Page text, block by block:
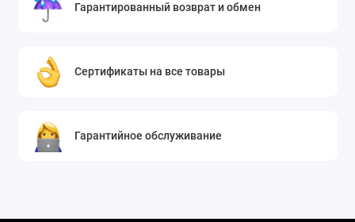
Гарантированный возврат и обмен
Сертификаты на все товары
Гарантийное обслуживание